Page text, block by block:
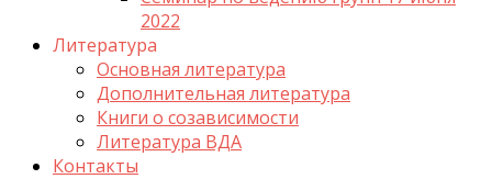
2022
Литература
Основная литература
Дополнительная литература
Книги о созависимости
Литература ВДА
Контакты